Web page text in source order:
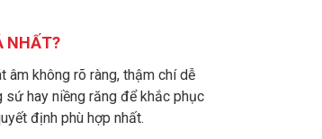
NHẤT?
âm không rõ ràng, thậm chí dễ
sứ hay niềng răng để khắc phục
định phù hợp nhất.